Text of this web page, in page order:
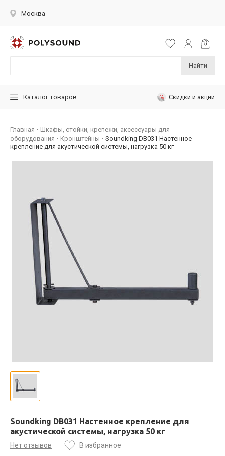
Москва
Найти
Каталог товаров Скидки и акции
Главная
Шкафы, стойки, крепежи, аксессуары для
оборудования
Кронштейны
Soundking DB031 Настенное
крепление для акустической системы, нагрузка 50 кг
Soundking DB031 Настенное крепление для
акустической системы, нагрузка 50 кг
Нет отзывов В избранное